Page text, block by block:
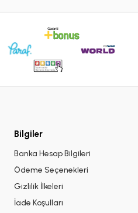
Bilgiler
Banka Hesap Bilgileri
Ödeme Seçenekleri
Gizlilik İlkeleri
İade Koşulları